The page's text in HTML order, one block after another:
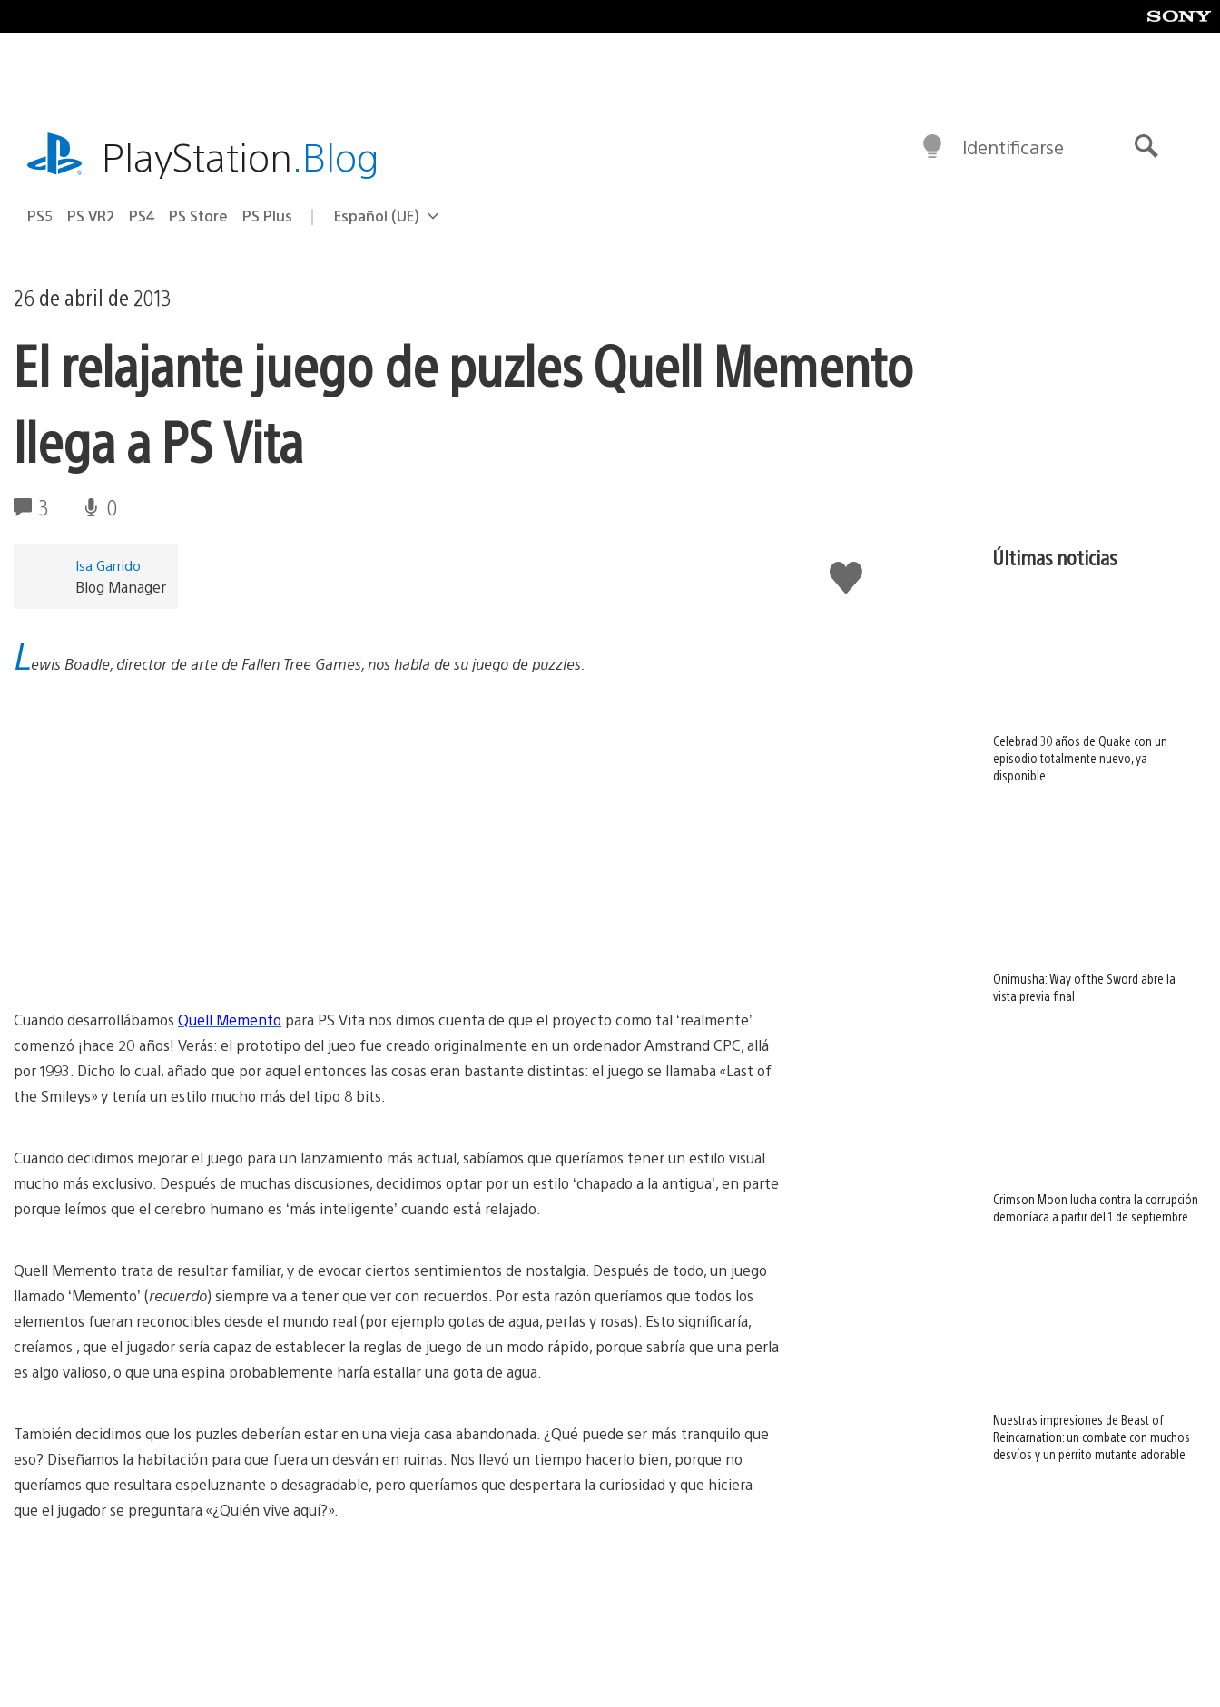
al
playstation.comPlayStation.Blog
PS5 PS VR2 PS4 PS Store PS Plus Selecciona
Región
Español (UE)
Identificarse
26 de abril de 2013
El relajante juego de puzles Quell Memento
llega a PS Vita
3 0
Me
gusta
Isa Garrido
Blog Manager
Lewis Boadle, director de arte de Fallen Tree Games, nos habla de su juego de puzzles.
Cuando desarrollábamos Quell Memento para PS Vita nos dimos cuenta de que el proyecto como tal ‘realmente’
comenzó ¡hace 20 años! Verás: el prototipo del jueo fue creado originalmente en un ordenador Amstrand CPC, allá
por 1993. Dicho lo cual, añado que por aquel entonces las cosas eran bastante distintas: el juego se llamaba «Last of
the Smileys» y tenía un estilo mucho más del tipo 8 bits.
Cuando decidimos mejorar el juego para un lanzamiento más actual, sabíamos que queríamos tener un estilo visual
mucho más exclusivo. Después de muchas discusiones, decidimos optar por un estilo ‘chapado a la antigua’, en parte
porque leímos que el cerebro humano es ‘más inteligente’ cuando está relajado.
Quell Memento trata de resultar familiar, y de evocar ciertos sentimientos de nostalgia. Después de todo, un juego
llamado ‘Memento’ (recuerdo) siempre va a tener que ver con recuerdos. Por esta razón queríamos que todos los
elementos fueran reconocibles desde el mundo real (por ejemplo gotas de agua, perlas y rosas). Esto significaría,
creíamos , que el jugador sería capaz de establecer la reglas de juego de un modo rápido, porque sabría que una perla
es algo valioso, o que una espina probablemente haría estallar una gota de agua.
También decidimos que los puzles deberían estar en una vieja casa abandonada. ¿Qué puede ser más tranquilo que
eso? Diseñamos la habitación para que fuera un desván en ruinas. Nos llevó un tiempo hacerlo bien, porque no
queríamos que resultara espeluznante o desagradable, pero queríamos que despertara la curiosidad y que hiciera
que el jugador se preguntara «¿Quién vive aquí?».
Últimas noticias
Celebrad 30 años de Quake con un
episodio totalmente nuevo, ya
disponible
Onimusha: Way of the Sword abre la
vista previa final
Crimson Moon lucha contra la corrupción
demoníaca a partir del 1 de septiembre
Nuestras impresiones de Beast of
Reincarnation: un combate con muchos
desvíos y un perrito mutante adorable